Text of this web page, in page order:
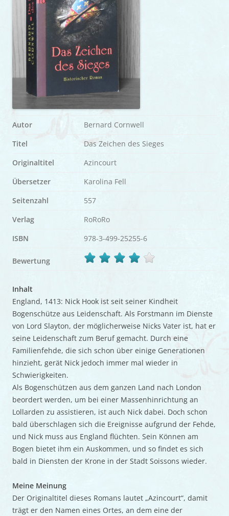
Autor
Bernard Cornwell
Titel
Das Zeichen des Sieges
Originaltitel
Azincourt
Übersetzer
Karolina Fell
Seitenzahl
557
Verlag
RoRoRo
ISBN
978-3-499-25255-6
Bewertung
Inhalt
England, 1413: Nick Hook ist seit seiner Kindheit
Bogenschütze aus Leidenschaft. Als Forstmann im Dienste
von Lord Slayton, der möglicherweise Nicks Vater ist, hat er
seine Leidenschaft zum Beruf gemacht. Durch eine
Familienfehde, die sich schon über einige Generationen
hinzieht, gerät Nick jedoch immer mal wieder in
Schwierigkeiten.
Als Bogenschützen aus dem ganzen Land nach London
beordert werden, um bei einer Massenhinrichtung an
Lollarden zu assistieren, ist auch Nick dabei. Doch schon
bald überschlagen sich die Ereignisse aufgrund der Fehde,
und Nick muss aus England flüchten. Sein Können am
Bogen bietet ihm ein Auskommen, und so findet es sich
bald in Diensten der Krone in der Stadt Soissons wieder.
Meine Meinung
Der Originaltitel dieses Romans lautet „Azincourt“, damit
trägt er den Namen eines Ortes, an dem eine der